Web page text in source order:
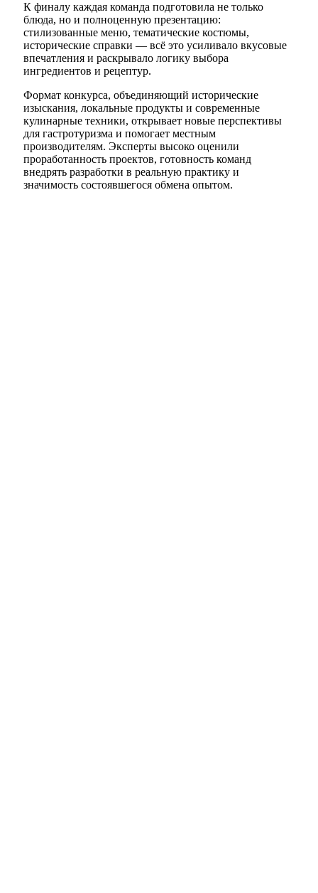
К финалу каждая команда подготовила не только
блюда, но и полноценную презентацию:
стилизованные меню, тематические костюмы,
исторические справки — всё это усиливало вкусовые
впечатления и раскрывало логику выбора
ингредиентов и рецептур.
Формат конкурса, объединяющий исторические
изыскания, локальные продукты и современные
кулинарные техники, открывает новые перспективы
для гастротуризма и помогает местным
производителям. Эксперты высоко оценили
проработанность проектов, готовность команд
внедрять разработки в реальную практику и
значимость состоявшегося обмена опытом.